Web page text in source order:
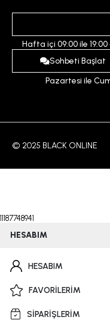
Ödeme ve Teslimat
İptal ve İade Koşulları
İndirim
Hafta içi 09:00 ile 19:00
Sohbeti Başlat
Pazartesi ile
© 2025 BLACK ONLINE
11187748941
HESABIM
HESABIM
FAVORİLERİM
SİPARİŞLERİM